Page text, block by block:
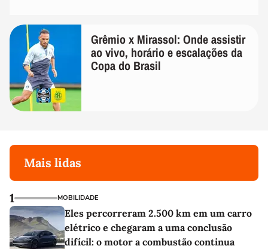
Grêmio x Mirassol: Onde assistir
ao vivo, horário e escalações da
Copa do Brasil
Mais lidas
1 MOBILIDADE
Eles percorreram 2.500 km em um carro
elétrico e chegaram a uma conclusão
difícil: o motor a combustão continua